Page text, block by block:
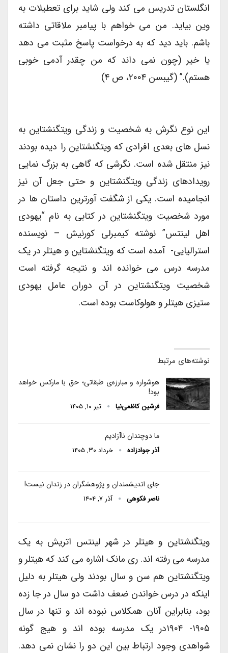
انگلستان تدریس می کند ولی شاید برای تعطیلات به
وین بیاید. من می خواهم با پیامبر ملاقاتی داشته
باشم. باید دید که به درخواست پاسخ مثبت می دهد
یا خیر (چون نمی داند که من چقدر آدمی خوبی
هستم).” (گیبسن ۲۰۰۴، ص ۴)
این نوع نگرش به شخصیت و زندگی ویتگنشتاین به
نسل های بعدی افرادی که ویتگنشتاین را دیده بودند
نیز منتقل شده است. نگرشی که گاهی به بزرگ نمایی
رویدادهای زندگی ویتگنشتاین و حتی جعل آن نیز
انجامیده است. یکی از شگفت آورترین داستان ها در
مورد شخصیت ویتگنشتاین در کتابی به نام “یهودی
اهل لینتس” نوشته کیمبرلی کورنیش – نویسنده
استرالیایی- آمده است که ویتگنشتاین و هیتلر در یک
مدرسه درس می خوانده اند و نتیجه گرفته است
شخصیت ویتگنشتاین در آن دوران عامل یهودی
ستیزی هیتلر و هولوکاست بوده است.
نوشته‌های مرتبط
هوشواره و مبارزه‌ی طبقاتی؛ حق با مارکس خواهد
بود!
فرشین کاظمی‌نیا تیر ۱۰, ۱۴۰۵
ما دوچندان ناآزادیم
آذر جوادزاده خرداد ۳۰, ۱۴۰۵
جای اندیشمندان و پژوهشگران در زندان نیست!
ناصر فکوهی آذر ۷, ۱۴۰۴
ویتگنشتاین و هیتلر در شهر لینتس اتریش به یک
مدرسه می رفته اند. ری مانک اشاره می کند که هیتلر و
ویتگنشتاین هم سن و سال بودند ولی هیتلر به دلیل
اینکه در درس خواندن ضعف داشت دو سال در جا زده
بود، بنابراین آنان همکلاس نبوده اند و تنها در سال
۱۹۰۵- ۱۹۰۴در یک مدرسه بوده اند و هیج گونه
شواهدی وجود ارتباط بین این دو را نشان نمی دهد.